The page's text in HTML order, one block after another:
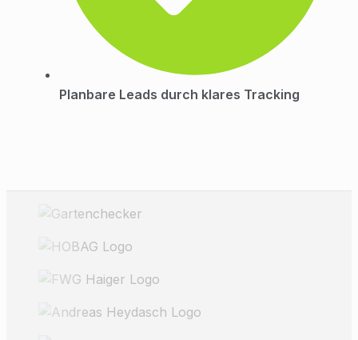
Planbare Leads durch klares Tracking